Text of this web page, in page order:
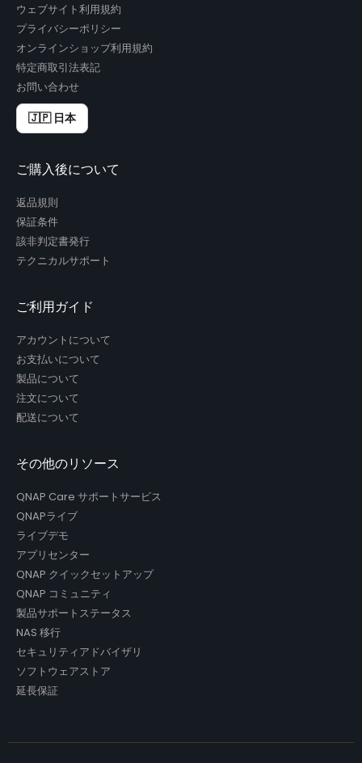
ウェブサイト利用規約
プライバシーポリシー
オンラインショップ利用規約
特定商取引法表記
お問い合わせ
🇯🇵 日本
ご購入後について
返品規則
保証条件
該非判定書発行
テクニカルサポート
ご利用ガイド
アカウントについて
お支払いについて
製品について
注文について
配送について
その他のリソース
QNAP Care サポートサービス
QNAPライブ
ライブデモ
アプリセンター
QNAP クイックセットアップ
QNAP コミュニティ
製品サポートステータス
NAS 移行
セキュリティアドバイザリ
ソフトウェアストア
延長保証